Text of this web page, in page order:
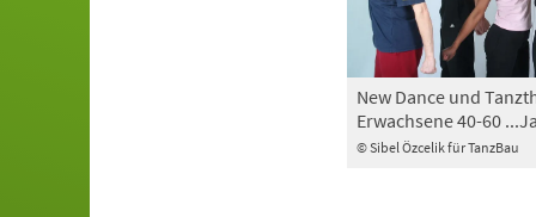
© Sibel Özcelik für TanzBau
New Dance und
Erwachsene 40-60